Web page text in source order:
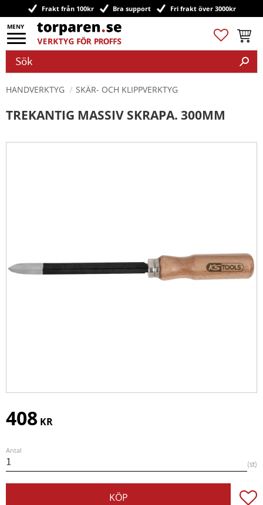
Meny
Frakt från 100kr Bra support Fri frakt över 3000kr
Favoriter
HANDVERKTYG SKÄR- OCH KLIPPVERKTYG
TREKANTIG MASSIV SKRAPA. 300MM
408 KR
Antal
st
KÖP